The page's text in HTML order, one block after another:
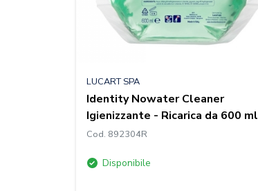
LUCART SPA
Identity Nowater Cleaner
Igienizzante - Ricarica da 600 ml
Cod. 892304R
Disponibile